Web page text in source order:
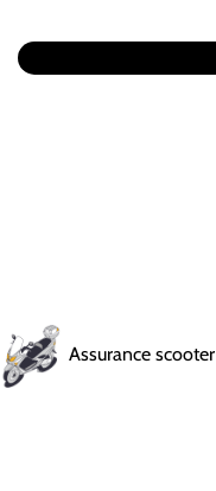
Assurance scooter